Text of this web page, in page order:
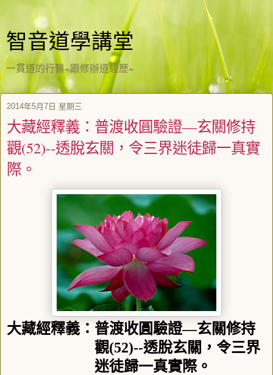
智音道學講堂
一貫道的行醫~跟修辦道經歷~
2014年5月7日 星期三
大藏經釋義：普渡收圓驗證—玄關修持
觀(52)--透脫玄關，令三界迷徒歸一真實
際。
大藏經釋義：普渡收圓驗證—玄關修持
觀(52)--透脫玄關，令三界
迷徒歸一真實際。